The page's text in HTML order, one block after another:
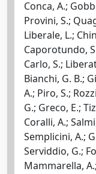
Conca, A.;
Provini, S.;
Liberale, L.;
Caporotundo,
Carlo, S.;
Bianchi, G. B.;
A.; Piro, S.;
G.; Greco, E.;
Coralli, A.;
Semplicini, A.;
Serviddio, G.;
Mammarella,